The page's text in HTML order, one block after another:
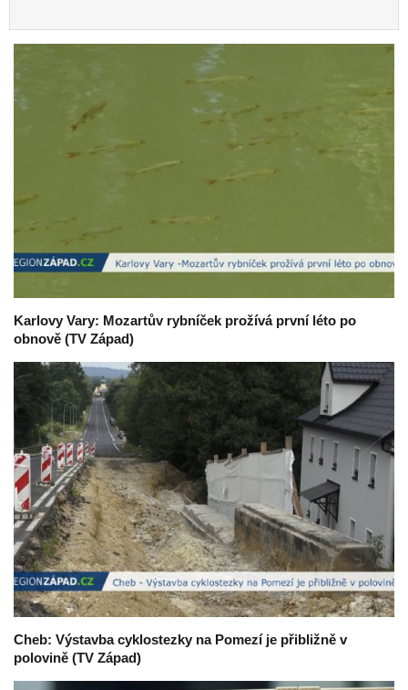
Karlovy Vary: Mozartův rybníček prožívá první léto po
obnově (TV Západ)
Cheb: Výstavba cyklostezky na Pomezí je přibližně v
polovině (TV Západ)